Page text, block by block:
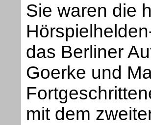
Sie waren die
das Berliner
Goerke und
mit dem